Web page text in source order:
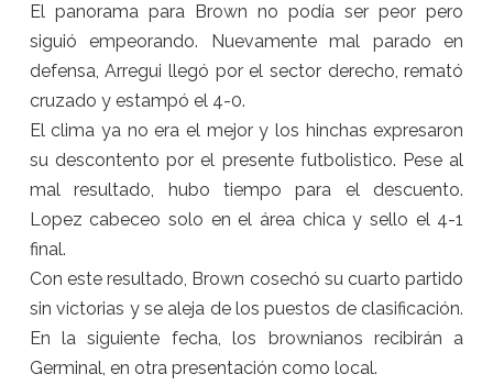
El panorama para Brown no podía ser peor pero
siguió empeorando. Nuevamente mal parado en
defensa, Arregui llegó por el sector derecho, remató
cruzado y estampó el 4-0.
El clima ya no era el mejor y los hinchas expresaron
su descontento por el presente futbolistico. Pese al
mal resultado, hubo tiempo para el descuento.
Lopez cabeceo solo en el área chica y sello el 4-1
final.
Con este resultado, Brown cosechó su cuarto partido
sin victorias y se aleja de los puestos de clasificación.
En la siguiente fecha, los brownianos recibirán a
Germinal, en otra presentación como local.